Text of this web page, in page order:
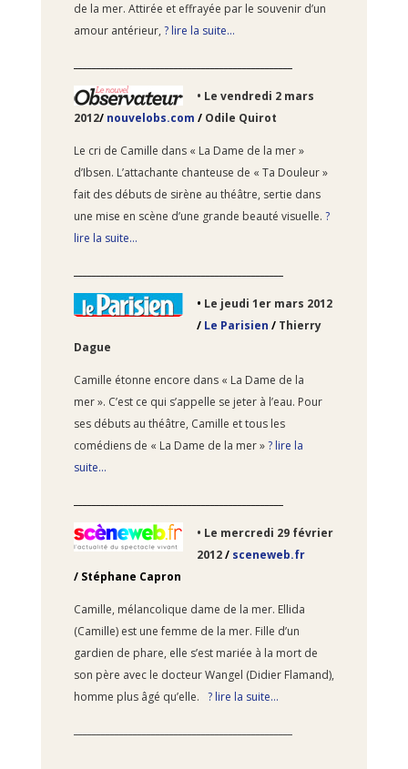
de la mer. Attirée et effrayée par le souvenir d’un
amour antérieur, ? lire la suite…
• Le vendredi 2 mars
2012/ nouvelobs.com / Odile Quirot
Le cri de Camille dans « La Dame de la mer »
d’Ibsen. L’attachante chanteuse de « Ta Douleur »
fait des débuts de sirène au théâtre, sertie dans
une mise en scène d’une grande beauté visuelle. ?
lire la suite…
• Le jeudi 1er mars 2012
/ Le Parisien / Thierry
Dague
Camille étonne encore dans « La Dame de la
mer ». C’est ce qui s’appelle se jeter à l’eau. Pour
ses débuts au théâtre, Camille et tous les
comédiens de « La Dame de la mer »? lire la
suite…
• Le mercredi 29 février
2012/ sceneweb.fr
/ Stéphane Capron
Camille, mélancolique dame de la mer. Ellida
(Camille) est une femme de la mer. Fille d’un
gardien de phare, elle s’est mariée à la mort de
son père avec le docteur Wangel (Didier Flamand),
homme plus âgé qu’elle. ? lire la suite…